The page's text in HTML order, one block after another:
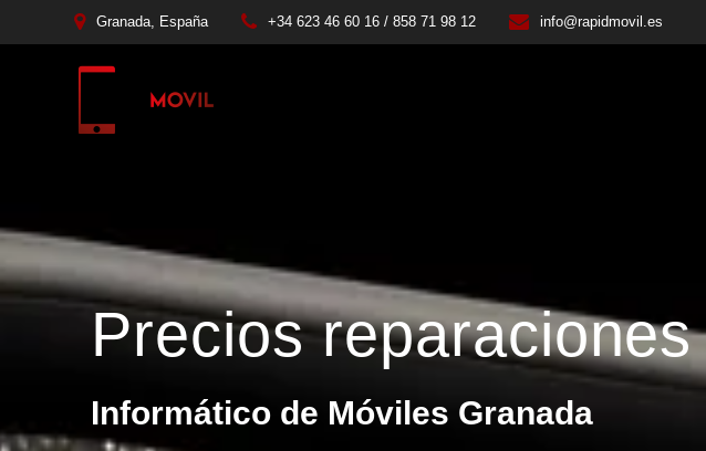
Granada, España +34 623 46 60 16 / 858 71 98 12 info@rapidmovil.es
Precios
Informático de Móviles Granada